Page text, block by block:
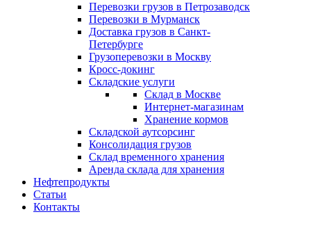
Перевозки грузов в Петрозаводск
Перевозки в Мурманск
Доставка грузов в Санкт-
Петербурге
Грузоперевозки в Москву
Кросс-докинг
Складские услуги
Склад в Москве
Интернет-магазинам
Хранение кормов
Складской аутсорсинг
Консолидация грузов
Склад временного хранения
Аренда склада для хранения
Нефтепродукты
Статьи
Контакты